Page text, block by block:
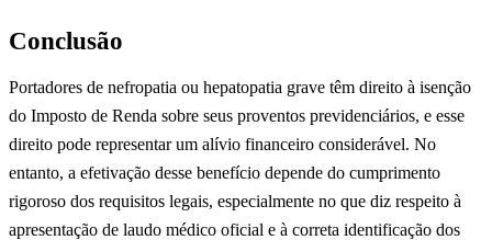
Conclusão
Portadores de nefropatia ou hepatopatia grave têm direito à isenção
do Imposto de Renda sobre seus proventos previdenciários, e esse
direito pode representar um alívio financeiro considerável. No
entanto, a efetivação desse benefício depende do cumprimento
rigoroso dos requisitos legais, especialmente no que diz respeito à
apresentação de laudo médico oficial e à correta identificação dos